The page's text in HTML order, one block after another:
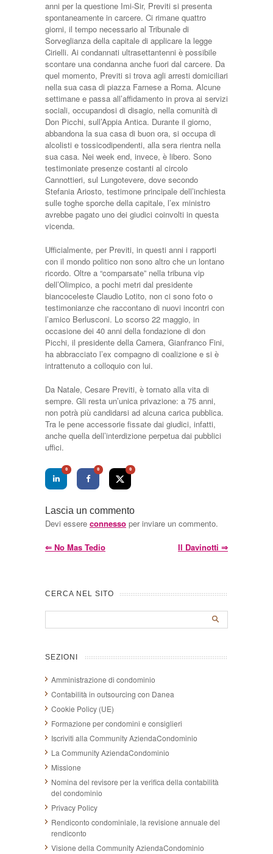
anni per la questione Imi-Sir, Previti si presenta
spontaneamente in carcere. Ci rimane quattro
giorni, il tempo necessario al Tribunale di
Sorveglianza della capitale di applicare la legge
Cirielli. Ai condannati ultrasettantenni è possibile
scontare una condanna anche fuori dal carcere. Da
quel momento, Previti si trova agli arresti domiciliari
nella sua casa di piazza Farnese a Roma. Alcune
settimane e passa all’affidamento in prova ai servizi
sociali, occupandosi di disagio, nella comunità di
Don Picchi, sull’Appia Antica. Durante il giorno,
abbandona la sua casa di buon ora, si occupa di
alcolisti e tossicodipendenti, alla sera rientra nella
sua casa. Nei week end, invece, è libero. Sono
testimoniate presenze costanti al circolo
Cannottieri, sul Lungotevere, dove secondo
Stefania Ariosto, testimone principale dell’inchiesta
sulle toghe sporche della capitale, l’ex ministro
avrebbe pagato uno dei giudici coinvolti in questa
vicenda.
Ufficialmente, per Previti, in questi anni i rapporti
con il mondo politico non sono altro che un lontano
ricordo. Oltre a “comparsate” nella tribuna vip
dell’Olimpico, a pochi metri dal presidente
biancoceleste Claudio Lotito, non ci sono foto o
testimonianze che raccontano di nuovi incontri con
l’amico Berlusconi. Lo scorso 22 maggio, in
occasione dei 40 anni della fondazione di don
Picchi, il presidente della Camera, Gianfranco Fini,
ha abbracciato l’ex compagno di coalizione e si è
intrattenuto a colloquio con lui.
Da Natale, Cesare Previti, è tornato alla vita di
sempre. Gli resta un’unica privazione: a 75 anni,
non potrà più candidarsi ad alcuna carica pubblica.
Tra le pene accessorie fissate dai giudici, infatti,
anche quella dell’interdizione perpetua dai pubblici
uffici.
0 0 0
Lascia un commento
Devi essere connesso per inviare un commento.
⇐ No Mas Tedio Il Davinotti ⇒
CERCA NEL SITO
SEZIONI
Amministrazione di condominio
Contabilità in outsourcing con Danea
Cookie Policy (UE)
Formazione per condomini e consiglieri
Iscriviti alla Community AziendaCondominio
La Community AziendaCondominio
Missione
Nomina del revisore per la verifica della contabilità
del condominio
Privacy Policy
Rendiconto condominiale, la revisione annuale del
rendiconto
Visione della Community AziendaCondominio